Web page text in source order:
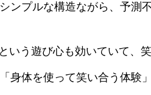
ンプルな構造ながら、予測
いう遊び心も効いていて
身体を使って笑い合う体